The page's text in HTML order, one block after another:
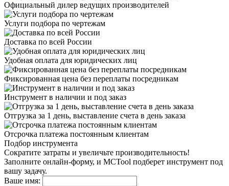
Официальный дилер ведущих производителей
Услуги подбора по чертежам
Доставка по всей России
Удобная оплата для юридических лиц
Фиксированная цена без переплаты посредникам
Инструмент в наличии и под заказ
Отгрузка за 1 день, выставление счета в день заказа
Отсрочка платежа постоянным клиентам
Подбор инструмента
Сократите затраты и увеличьте производительность!
Заполните онлайн-форму, и MCTool подберет инструмент под
вашу задачу.
Ваше имя: